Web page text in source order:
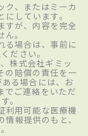
ク、またはミーカ
しています。
すが、内容を完全
。
る場合は、事前に
ださい。
株式会社ギミッ
の賠償の責任を一
る場合には、お
でご連絡をいただ
。
利用可能な医療機
報提供のもと、